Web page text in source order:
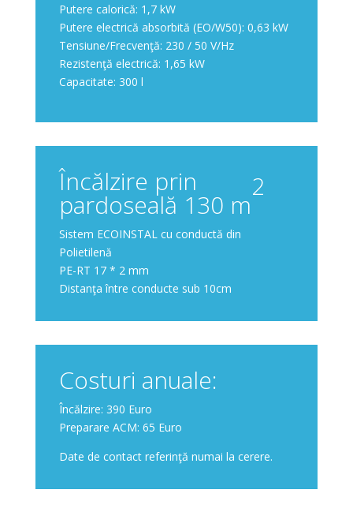
Putere calorică: 1,7 kW
Putere electrică absorbită (EO/W50): 0,63 kW
Tensiune/Frecvenţă: 230 / 50 V/Hz
Rezistenţă electrică: 1,65 kW
Capacitate: 300 l
Încălzire prin
pardoseală 130 m
2
Sistem ECOINSTAL cu conductă din
Polietilenă
PE-RT 17 * 2 mm
Distanţa între conducte sub 10cm
Costuri anuale:
Încălzire: 390 Euro
Preparare ACM: 65 Euro
Date de contact referinţă numai la cerere.